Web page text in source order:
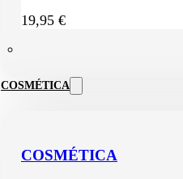
19,95 €
COSMÉTICA
COSMÉTICA